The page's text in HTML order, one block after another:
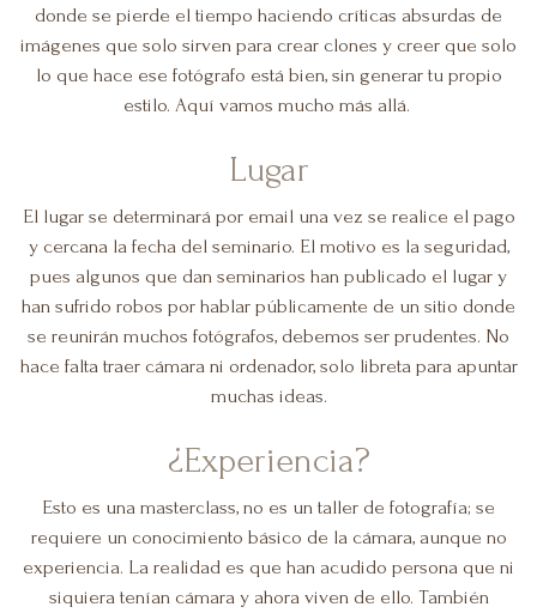
donde se pierde el tiempo haciendo críticas absurdas de
imágenes que solo sirven para crear clones y creer que solo
lo que hace ese fotógrafo está bien, sin generar tu propio
estilo. Aquí vamos mucho más allá.
Lugar
El lugar se determinará por email una vez se realice el pago
y cercana la fecha del seminario. El motivo es la seguridad,
pues algunos que dan seminarios han publicado el lugar y
han sufrido robos por hablar públicamente de un sitio donde
se reunirán muchos fotógrafos, debemos ser prudentes. No
hace falta traer cámara ni ordenador, solo libreta para apuntar
muchas ideas.
¿Experiencia?
Esto es una masterclass, no es un taller de fotografía; se
requiere un conocimiento básico de la cámara, aunque no
experiencia. La realidad es que han acudido persona que ni
siquiera tenían cámara y ahora viven de ello. También